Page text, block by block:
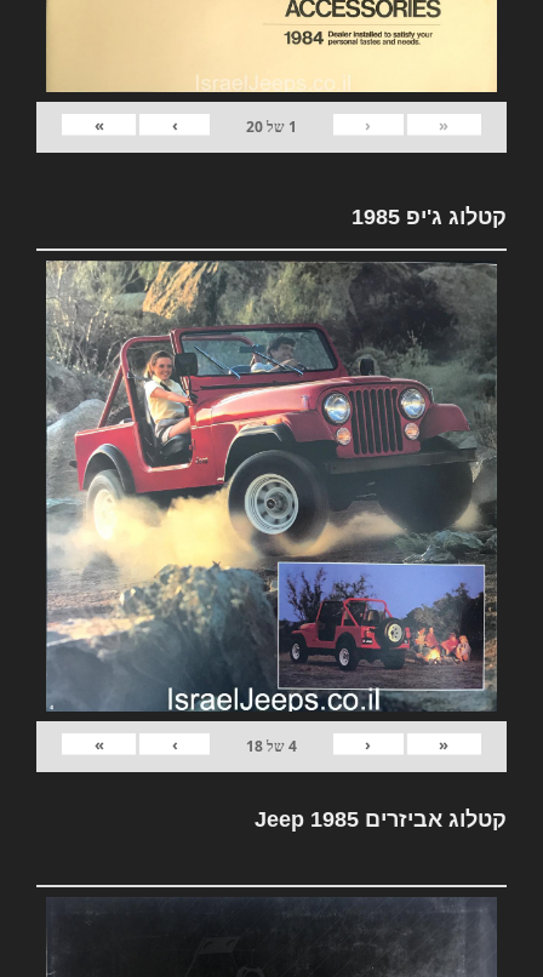
«
‹
1 של20
›
»
קטלוג ג'יפ 1985
«
‹
4של18
›
»
קטלוג אביזרים Jeep 1985